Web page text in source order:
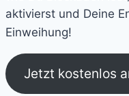
aktivierst und Deine
Einweihung!
Jetzt kostenlos